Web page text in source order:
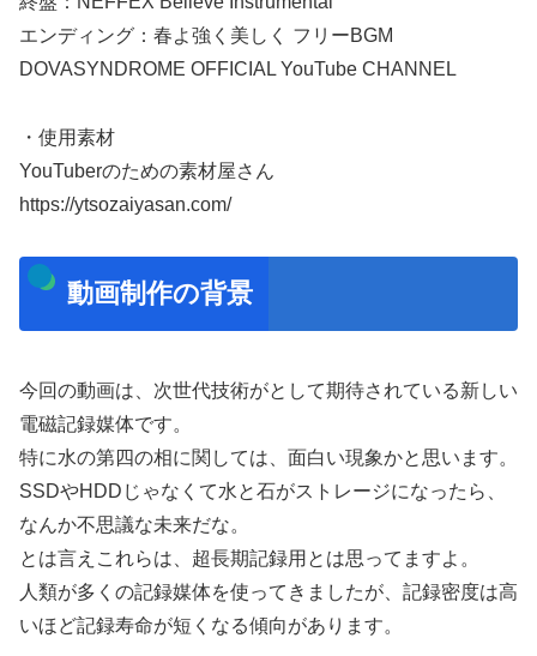
エンディング：春よ強く美しく フリーBGM
DOVASYNDROME OFFICIAL YouTube CHANNEL
・使用素材
YouTuberのための素材屋さん
https://ytsozaiyasan.com/
動画制作の背景
今回の動画は、次世代技術がとして期待されている新しい
電磁記録媒体です。
特に水の第四の相に関しては、面白い現象かと思います。
SSDやHDDじゃなくて水と石がストレージになったら、
なんか不思議な未来だな。
とは言えこれらは、超長期記録用とは思ってますよ。
人類が多くの記録媒体を使ってきましたが、記録密度は高
いほど記録寿命が短くなる傾向があります。